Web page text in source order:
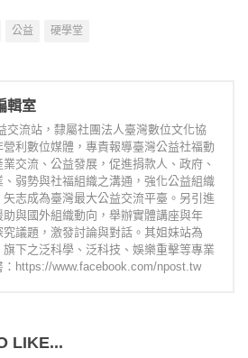
公益 硬學堂
輯室
交流站，隸屬社團法人臺灣數位文化協
營利數位媒體，專責報導臺灣公益社福動
業交流、公益發展，促進捐款人、政府、
、弱勢與社福組織之溝通，強化公益組織
矢志成為臺灣最大公益交流平臺。另引進
助與國外組織動向，舉辦實體講座與年
究議題，激發討論與對話。其姐妹站為
旗下之泛科學、泛科技、娛樂重擊等專業
：https://www.facebook.com/npost.tw
LIKE...